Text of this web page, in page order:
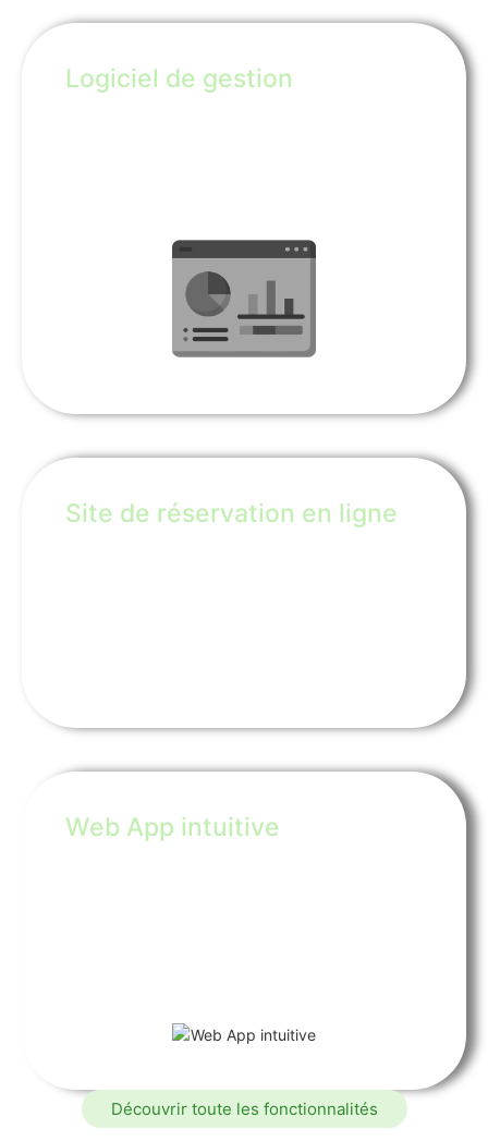
Logiciel de gestion
Site de réservation en ligne
Web App intuitive
Découvrir toute les fonctionnalités